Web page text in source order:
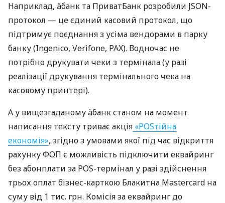
Наприклад, àбанк та ПриватБанк розробили JSON-
протокол — це єдиний касовий протокол, що
підтримує поєднання з усіма вендорами в парку
банку (Ingenico, Verifone, PAX). Водночас не
потрібно друкувати чеки з термінала (у разі
реалізації друкування термінального чека на
касовому принтері).
А у вищезгаданому àбанк станом на момент
написання тексту триває акція «POSтійна
економія», згідно з умовами якої під час відкриття
рахунку ФОП є можливість підключити еквайринг
без абонплати за POS-термінал у разі здійснення
трьох оплат бізнес-карткою Блакитна Mastercard на
суму від 1 тис. грн. Комісія за еквайринг до